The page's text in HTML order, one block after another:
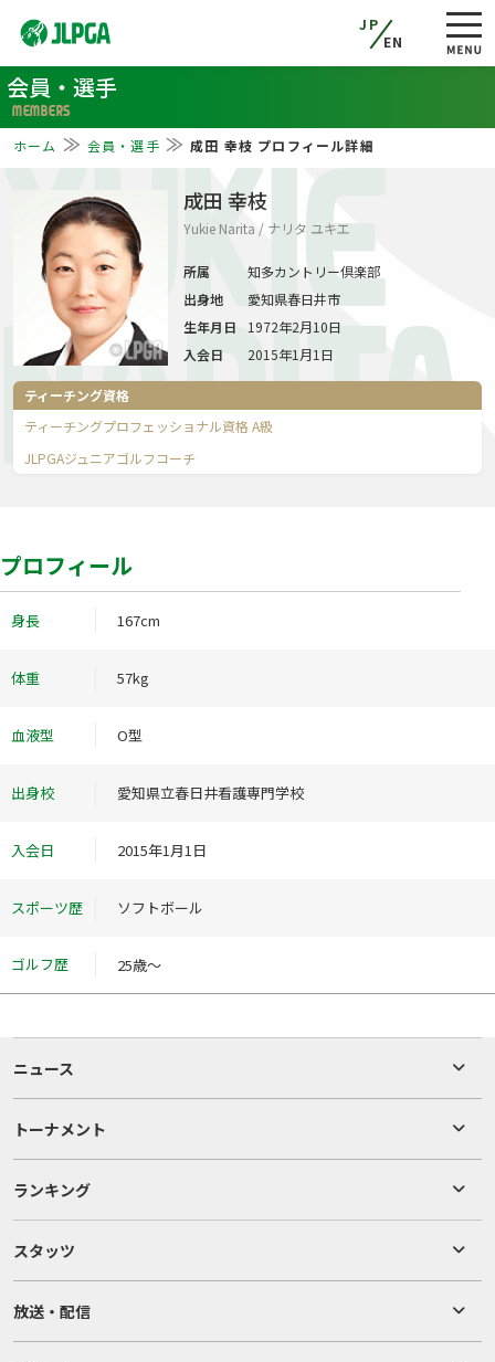
JP
EN
会員・選手
MEMBERS
ホーム 会員・選手 成田 幸枝 プロフィール詳細
YUKIE
NARITA
成田 幸枝
Yukie Narita / ナリタ ユキエ
ティーチング資格
ティーチングプロフェッショナル資格 A級
JLPGAジュニアゴルフコーチ
所属
知多カントリー倶楽部
出身地
愛知県春日井市
生年月日
1972年2月10日
入会日
2015年1月1日
プロフィール
身長 167cm
体重 57kg
血液型 O型
出身校 愛知県立春日井看護専門学校
入会日 2015年1月1日
スポーツ歴 ソフトボール
ゴルフ歴 25歳～
ニュース
トーナメント
ランキング
スタッツ
放送・配信